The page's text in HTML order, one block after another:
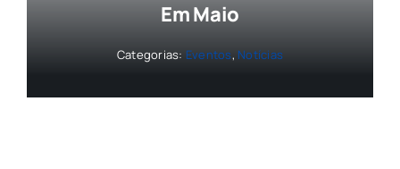
Em Maio
Categorias: Eventos, Notícias